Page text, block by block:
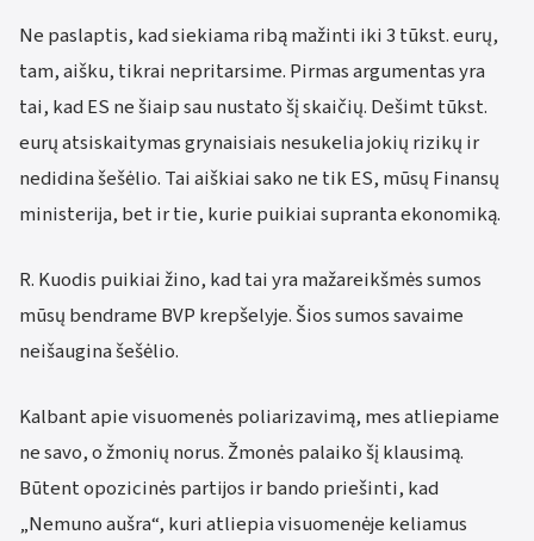
Ne paslaptis, kad siekiama ribą mažinti iki 3 tūkst. eurų,
tam, aišku, tikrai nepritarsime. Pirmas argumentas yra
tai, kad ES ne šiaip sau nustato šį skaičių. Dešimt tūkst.
eurų atsiskaitymas grynaisiais nesukelia jokių rizikų ir
nedidina šešėlio. Tai aiškiai sako ne tik ES, mūsų Finansų
ministerija, bet ir tie, kurie puikiai supranta ekonomiką.
R. Kuodis puikiai žino, kad tai yra mažareikšmės sumos
mūsų bendrame BVP krepšelyje. Šios sumos savaime
neišaugina šešėlio.
Kalbant apie visuomenės poliarizavimą, mes atliepiame
ne savo, o žmonių norus. Žmonės palaiko šį klausimą.
Būtent opozicinės partijos ir bando priešinti, kad
„Nemuno aušra“, kuri atliepia visuomenėje keliamus